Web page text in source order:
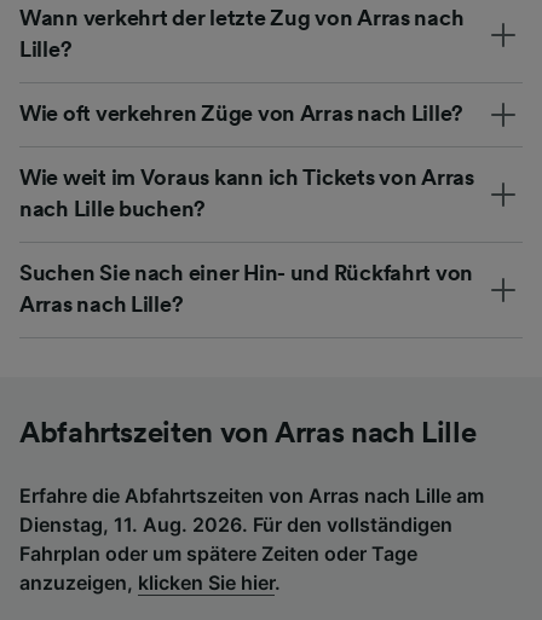
Wann verkehrt der letzte Zug von Arras nach
Lille?
Wie oft verkehren Züge von Arras nach Lille?
Wie weit im Voraus kann ich Tickets von Arras
nach Lille buchen?
Suchen Sie nach einer Hin- und Rückfahrt von
Arras nach Lille?
Abfahrtszeiten von Arras nach Lille
Erfahre die Abfahrtszeiten von Arras nach Lille am
Dienstag, 11. Aug. 2026. Für den vollständigen
Fahrplan oder um spätere Zeiten oder Tage
anzuzeigen, klicken Sie hier.